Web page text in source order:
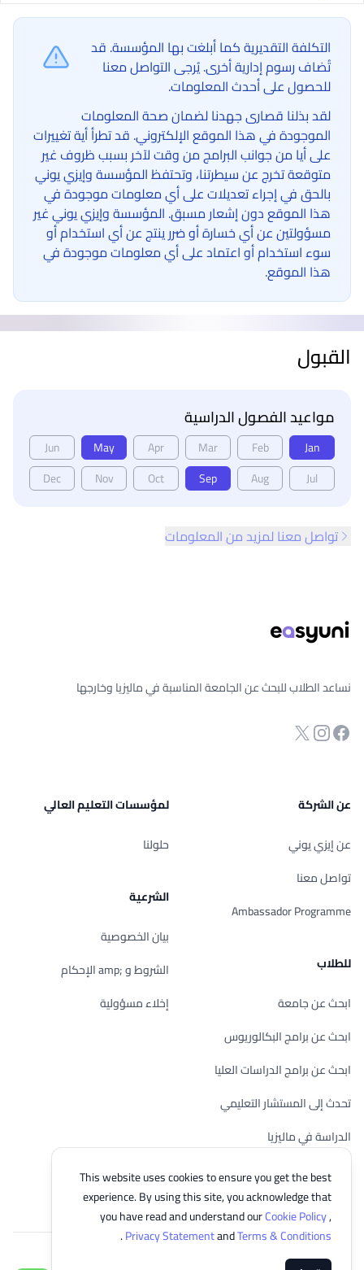
التكلفة التقديرية كما أبلغت بها المؤسسة. قد
تُضاف رسوم إدارية أخرى. يُرجى التواصل معنا
للحصول على أحدث المعلومات.
لقد بذلنا قصارى جهدنا لضمان صحة المعلومات
الموجودة في هذا الموقع الإلكتروني. قد تطرأ أية تغييرات
على أيا من جوانب البرامج من وقت لآخر بسبب ظروف غير
متوقعة تخرج عن سيطرتنا، وتحتفظ المؤسسة وإيزي يوني
بالحق في إجراء تعديلات على أي معلومات موجودة في
هذا الموقع دون إشعار مسبق. المؤسسة وإيزي يوني غير
مسؤولتين عن أي خسارة أو ضرر ينتج عن أي استخدام أو
سوء استخدام أو اعتماد على أي معلومات موجودة في
هذا الموقع.
القبول
مواعيد الفصول الدراسية
Jan
Feb
Mar
Apr
May
Jun
Jul
Aug
Sep
Oct
Nov
Dec
تواصل معنا لمزيد من المعلومات
This website uses cookies to ensure you get the best
experience. By using this site, you acknowledge that
you have read and understand ourCookie Policy,
Privacy StatementandTerms & Conditions
.
نساعد الطلاب للبحث عن الجامعة المناسبة في ماليزيا وخارجها
صفحة الفيسبوك
انستجرام
Twitter
عن الشركة
عن إيزي يوني
تواصل معنا
Ambassador Programme
للطلاب
ابحث عن جامعة
ابحث عن برامج البكالوريوس
ابحث عن برامج الدراسات العليا
تحدث إلى المستشار التعليمي
الدراسة في ماليزيا
تحقق من أهليتك
لمؤسسات التعليم العالي
حلولنا
الشرعية
بيان الخصوصية
الشروط و ;amp الإحكام
إخلاء مسؤولية